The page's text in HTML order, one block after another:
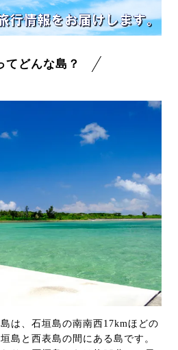
てどんな島？
は、石垣島の南南西17kmほどの
島と西表島の間にある島です。